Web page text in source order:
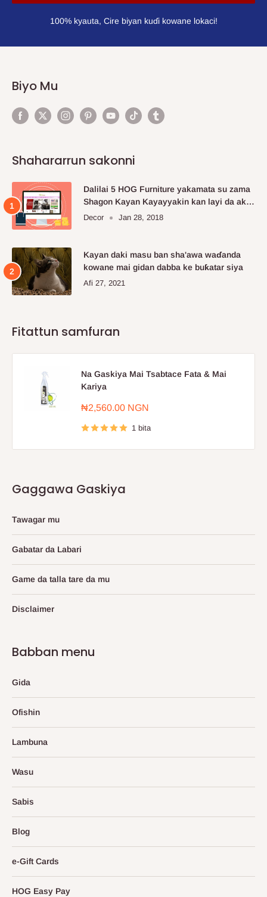
100% kyauta, Cire biyan kuɗi kowane lokaci!
Biyo Mu
Shahararrun sakonni
Dalilai 5 HOG Furniture yakamata su zama
Shagon Kayan Kayayyakin kan layi da aka
fi so.
Decor Jan 28, 2018
Kayan daki masu ban sha'awa waɗanda
kowane mai gidan dabba ke buƙatar siya
Afi 27, 2021
Fitattun samfuran
Na Gaskiya Mai Tsabtace Fata & Mai
Kariya
Farashin
₦2,560.00 NGN
1 bita
Gaggawa Gaskiya
Tawagar mu
Gabatar da Labari
Game da talla tare da mu
Disclaimer
Babban menu
Gida
Ofishin
Lambuna
Wasu
Sabis
Blog
e-Gift Cards
HOG Easy Pay